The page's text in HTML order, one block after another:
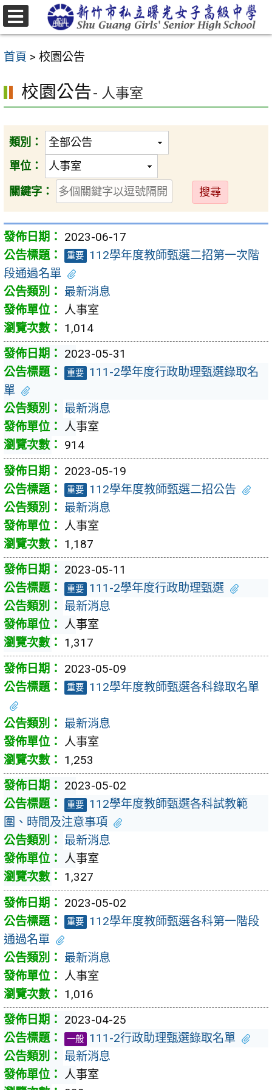
跳
至
要
容
首頁 > 校園公告
校園公告- 人事室
類別：
單位：
關鍵字：
送
出
2023-06-17
重要 112學年度教師甄選二招第一次階
段通過名單
最新消息
人事室
1,014
2023-05-31
重要 111-2學年度行政助理甄選錄取名
單
最新消息
人事室
914
2023-05-19
重要 112學年度教師甄選二招公告
最新消息
人事室
1,187
2023-05-11
重要 111-2學年度行政助理甄選
最新消息
人事室
1,317
2023-05-09
重要 112學年度教師甄選各科錄取名單
最新消息
人事室
1,253
2023-05-02
重要 112學年度教師甄選各科試教範
圍、時間及注意事項
最新消息
人事室
1,327
2023-05-02
重要 112學年度教師甄選各科第一階段
通過名單
最新消息
人事室
1,016
2023-04-25
一般 111-2行政助理甄選錄取名單
最新消息
人事室
選
單